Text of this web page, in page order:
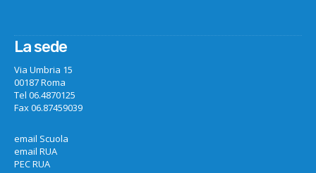
La sede
Via Umbria 15
00187 Roma
Tel 06.4870125
Fax 06.87459039
email Scuola
email RUA
PEC RUA